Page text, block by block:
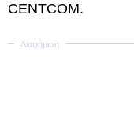
CENTCOM.